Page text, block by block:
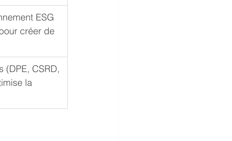
ESG
créer de
(DPE, CSRD,
la